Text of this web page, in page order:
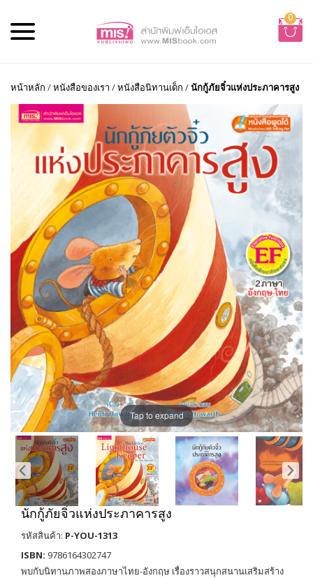
0
หน้าหลัก /หนังสือของเรา /หนังสือนิทานเด็ก /นักกู้ภัยจิ๋วแห่งประภาคารสูง
Tap to expand
นักกู้ภัยจิ๋วแห่งประภาคารสูง
รหัสสินค้า: P-YOU-1313
ISBN: 9786164302747
พบกับนิทานภาพสองภาษาไทย-อังกฤษ เรื่องราวสนุกสนานเสริมสร้าง